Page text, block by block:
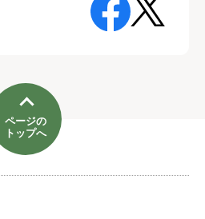
ページの
トップへ